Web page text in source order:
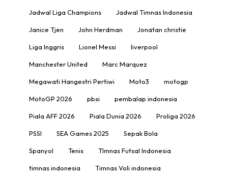
Jadwal Liga Champions Jadwal Timnas Indonesia
Janice Tjen John Herdman Jonatan christie
Liga Inggris Lionel Messi liverpool
Manchester United Marc Marquez
Megawati Hangestri Pertiwi Moto3 motogp
MotoGP 2026 pbsi pembalap indonesia
Piala AFF 2026 Piala Dunia 2026 Proliga 2026
PSSI SEA Games 2025 Sepak Bola
Spanyol Tenis TImnas Futsal Indonesia
timnas indonesia Timnas Voli indonesia